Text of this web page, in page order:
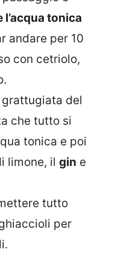
tonica
andare per 10
con cetriolo,
del
che tutto si
tonica e poi
limone, il gin e
tutto
per